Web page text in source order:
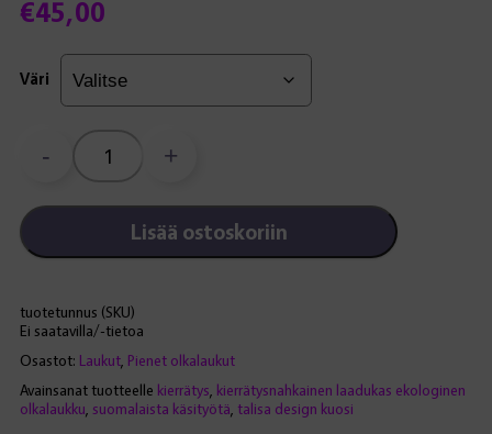
€45,00
Väri
-
kierrätysnahkaa
määrä
+
Lisää ostoskoriin
tuotetunnus (SKU)
Ei saatavilla/-tietoa
Osastot: Laukut, Pienet olkalaukut
Avainsanat tuotteelle kierrätys kierrätysnahkainen laadukas ekologinen
olkalaukku suomalaista käsityötä talisa design kuosi